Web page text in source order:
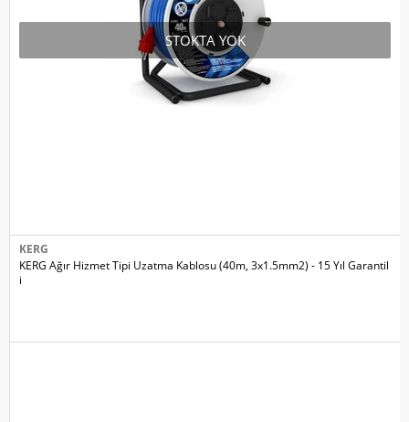
STOKTA YOK
KERG
KERG Ağır Hizmet Tipi Uzatma Kablosu (40m, 3х1.5mm2) - 15 Yıl Garantil
i